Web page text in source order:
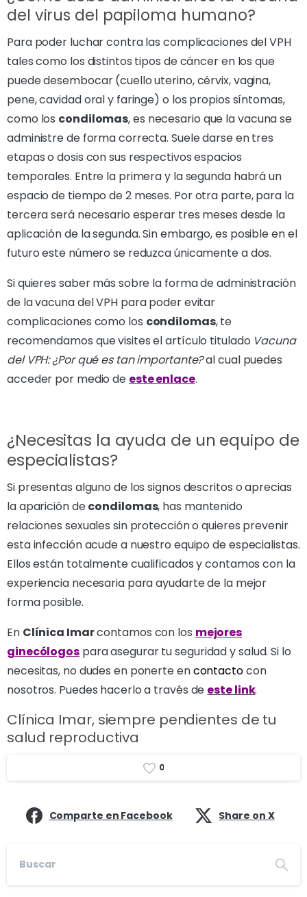
del virus del papiloma humano?
Para poder luchar contra las complicaciones del VPH
tales como los distintos tipos de cáncer en los que
puede desembocar (cuello uterino, cérvix, vagina,
pene, cavidad oral y faringe) o los propios síntomas,
como los condilomas, es necesario que la vacuna se
administre de forma correcta. Suele darse en tres
etapas o dosis con sus respectivos espacios
temporales. Entre la primera y la segunda habrá un
espacio de tiempo de 2 meses. Por otra parte, para la
tercera será necesario esperar tres meses desde la
aplicación de la segunda. Sin embargo, es posible en el
futuro este número se reduzca únicamente a dos.
Si quieres saber más sobre la forma de administración
de la vacuna del VPH para poder evitar
complicaciones como los condilomas, te
recomendamos que visites el artículo titulado Vacuna
del VPH: ¿Por qué es tan importante?al cual puedes
acceder por medio de este enlace.
¿Necesitas la ayuda de un equipo de
especialistas?
Si presentas alguno de los signos descritos o aprecias
la aparición decondilomas, has mantenido
relaciones sexuales sin protección o quieres prevenir
esta infección acude a nuestro equipo de especialistas.
Ellos están totalmente cualificados y contamos con la
experiencia necesaria para ayudarte de la mejor
forma posible.
En Clínica Imarcontamos con los mejores
ginecólogospara asegurar tu seguridad y salud. Si lo
necesitas, no dudes en ponerte encontactocon
nosotros. Puedes hacerlo a través de este link.
Clínica Imar, siempre pendientes de tu
salud reproductiva
0
Comparte en Facebook Share on X